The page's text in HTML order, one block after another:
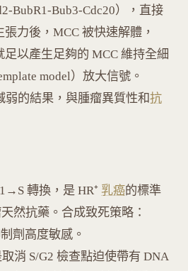
BubR1-Bub3-Cdc20），直接
力後，MCC 被快速解體，
以產生足夠的 MCC 維持全細
model）放大信號。
弱的結果，與腫瘤異質性和抗
轉換，是 HR⁺ 乳癌的標準
然抗藥。合成致死策略：
劑高度敏感。
消 S/G2 檢查點迫使帶有 DNA